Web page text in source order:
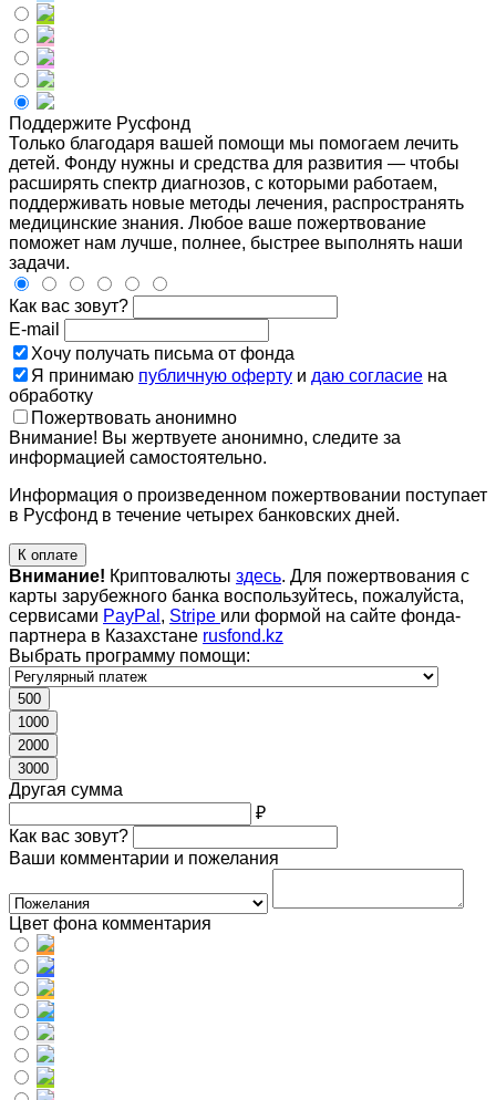
Поддержите Русфонд
Только благодаря вашей помощи мы помогаем лечить
детей. Фонду нужны и средства для развития — чтобы
расширять спектр диагнозов, с которыми работаем,
поддерживать новые методы лечения, распространять
медицинские знания. Любое ваше пожертвование
поможет нам лучше, полнее, быстрее выполнять наши
задачи.
Как вас зовут?
E-mail
Хочу получать письма от фонда
Я принимаю публичную оферту и даю согласие на
обработку
Пожертвовать анонимно
Внимание! Вы жертвуете анонимно, следите за
информацией самостоятельно.
Информация о произведенном пожертвовании поступает
в Русфонд в течение четырех банковских дней.
К оплате
Внимание! Криптовалюты здесь. Для пожертвования с
карты зарубежного банка воспользуйтесь, пожалуйста,
сервисами PayPal , Stripe или формой на сайте фонда-
партнера в Казахстане rusfond.kz
Выбрать программу помощи:
500
1000
2000
3000
Другая сумма
₽
Как вас зовут?
Ваши комментарии и пожелания
Цвет фона комментария